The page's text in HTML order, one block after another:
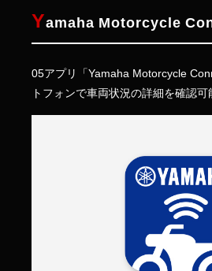
Yamaha Motorcycle
05アプリ「Yamaha Motorcycle
トフォンで車両状況の詳細を確認可